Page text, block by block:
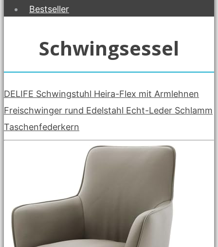
Bestseller
Schwingsessel
DELIFE Schwingstuhl Heira-Flex mit Armlehnen
Freischwinger rund Edelstahl Echt-Leder Schlamm
Taschenfederkern